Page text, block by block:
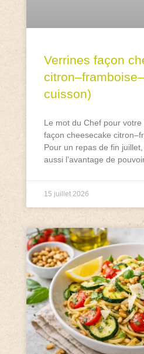
Verrines façon
cuisson)
Le mot du Chef pour
façon cheesecake
Pour un repas de fin
aussi l’avantage de
15 juillet 2026